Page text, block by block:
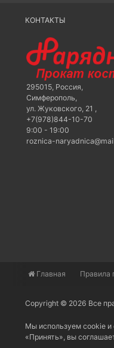
КОНТАКТЫ
295015 Россия
Симферополь
ул. Жуковского, 21
+7(978)844-10-70
9:00 - 19:00
roznica-
Главная ​Правила
Copyright © 2026 Все
Мы используем cookie и
«Принять», вы